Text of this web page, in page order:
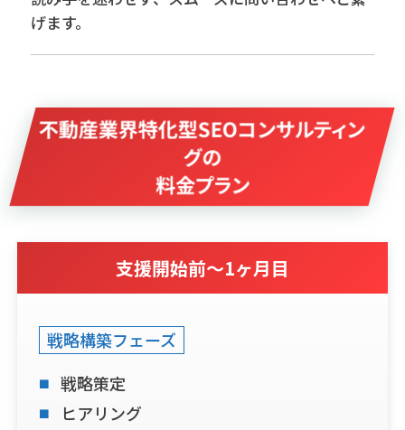
げます。
不動産業界特化型SEOコンサルティン
グの
料金プラン
支援開始前〜1ヶ月目
戦略構築フェーズ
戦略策定
ヒアリング